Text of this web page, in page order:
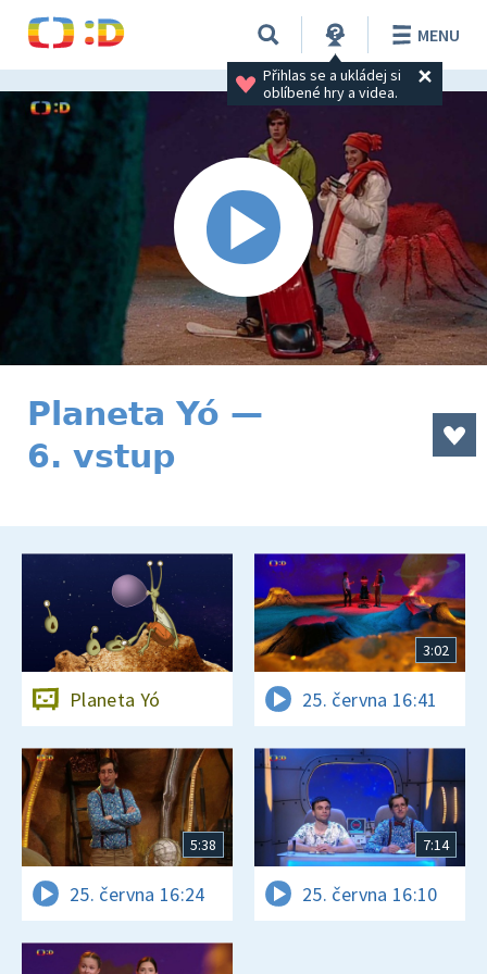
Přihlas se a ukládej si
oblíbené hry a videa.
MENU
Planeta Yó —
6. vstup
Planeta Yó
3:02
25. června 16:41
5:38
25. června 16:24
7:14
25. června 16:10